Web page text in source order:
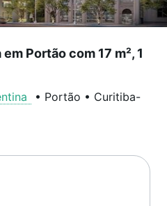
Portão com 17 m², 1
• Portão • Curitiba-